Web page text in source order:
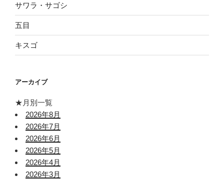
サワラ・サゴシ
五目
キスゴ
アーカイブ
★月別一覧
2026年8月
2026年7月
2026年6月
2026年5月
2026年4月
2026年3月